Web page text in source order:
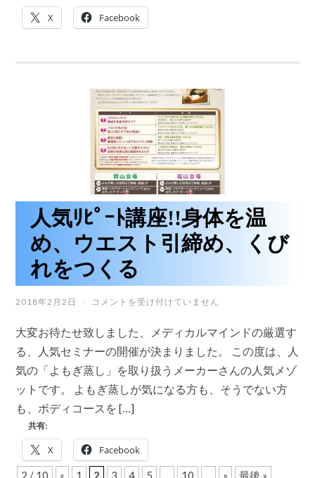
ジ
オ
た
マ
シ
ャ
ラ
ニ
痩
身
コ
ー
ス
あ
な
た
の
サ
ロ
ご
会
頂
け
ま
X Facebook
人気ﾘﾋﾟｰﾄ講座!!身体を温
め、ウエスト引締め、くび
れをつくる
2018年2月2日 /
人
ﾋﾟ
講
座!!
身
体
を
め、
ウ
エ
ス
コメントを受け付けていません
大変お待たせ致しました、メディカルマインドの厳選す
る、人気セミナーの開催が決まりました。 この度は、人
気の「よもぎ蒸し」を取り扱うメーカーさんの人気メゾ
ットです。 よもぎ蒸しが気になる方も、そうでない方
も、ボディコースを […]
共有:
X
Facebook
2 / 10
« 1 2 3 4 5 ... 10 ... » 最後 »